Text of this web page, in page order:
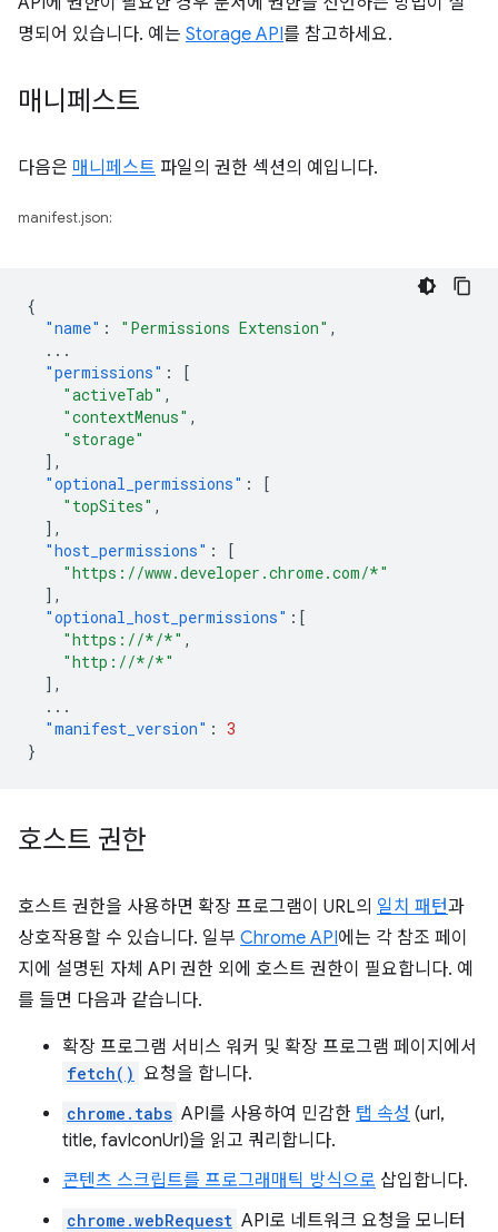
명되어 있습니다. 예는 Storage API를 참고하세요.
매니페스트
다음은 매니페스트 파일의 권한 섹션의 예입니다.
manifest.json:
{
"name" : "Permissions Extension" ,
...
"permissions" :
[
"activeTab" ,
"contextMenus" ,
"storage"
],
"optional_permissions" :
[
"topSites" ,
],
"host_permissions" :
[
"https://www.developer.chrome.com/*"
],
"optional_host_permissions" :[
"https://*/*" ,
"http://*/*"
],
...
"manifest_version" : 3
}
호스트 권한
호스트 권한을 사용하면 확장 프로그램이 URL의 일치 패턴과
상호작용할 수 있습니다. 일부 Chrome API에는 각 참조 페이
지에 설명된 자체 API 권한 외에 호스트 권한이 필요합니다. 예
를 들면 다음과 같습니다.
확장 프로그램 서비스 워커 및 확장 프로그램 페이지에서
fetch() 요청을 합니다.
chrome.tabs API를 사용하여 민감한 탭 속성 (url,
title, favIconUrl)을 읽고 쿼리합니다.
콘텐츠 스크립트를 프로그래매틱 방식으로 삽입합니다.
chrome.webRequest API로 네트워크 요청을 모니터